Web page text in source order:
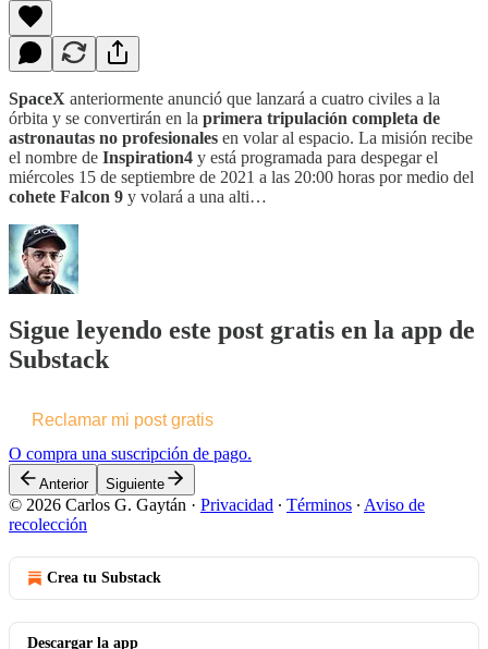
SpaceX anteriormente anunció que lanzará a cuatro civiles a la
órbita y se convertirán en la primera tripulación completa de
astronautas no profesionales en volar al espacio. La misión recibe
el nombre de Inspiration4 y está programada para despegar el
miércoles 15 de septiembre de 2021 a las 20:00 horas por medio del
cohete Falcon 9 y volará a una alti…
Sigue leyendo este post gratis en la app de
Substack
Reclamar mi post gratis
O compra una suscripción de pago.
Anterior Siguiente
© 2026 Carlos G. Gaytán · Privacidad ∙ Términos ∙ Aviso de
recolección
Crea tu Substack
Descargar la app